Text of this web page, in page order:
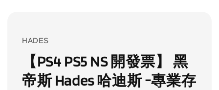
HADES
【PS4 PS5 NS 開發票】 黑
帝斯 Hades 哈迪斯 -專業存